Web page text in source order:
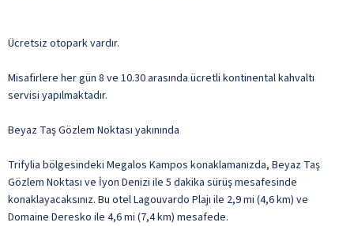
Ücretsiz otopark vardır.
Misafirlere her gün 8 ve 10.30 arasında ücretli kontinental kahvaltı
servisi yapılmaktadır.
Beyaz Taş Gözlem Noktası yakınında
Trifylia bölgesindeki Megalos Kampos konaklamanızda, Beyaz Taş
Gözlem Noktası ve İyon Denizi ile 5 dakika sürüş mesafesinde
konaklayacaksınız. Bu otel Lagouvardo Plajı ile 2,9 mi (4,6 km) ve
Domaine Deresko ile 4,6 mi (7,4 km) mesafede.